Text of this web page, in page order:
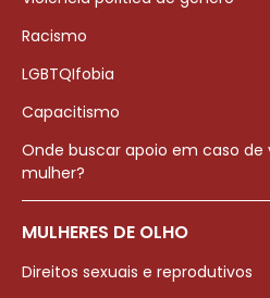
Racismo
LGBTQIfobia
Capacitismo
Onde buscar apoio em caso
mulher?
MULHERES DE OLHO
Direitos sexuais e reprodutivos